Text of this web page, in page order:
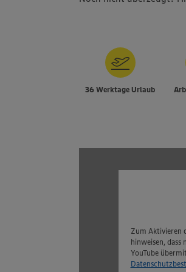
36 Werktage Urlaub
Zum Aktivieren
hinweisen, dass
YouTube